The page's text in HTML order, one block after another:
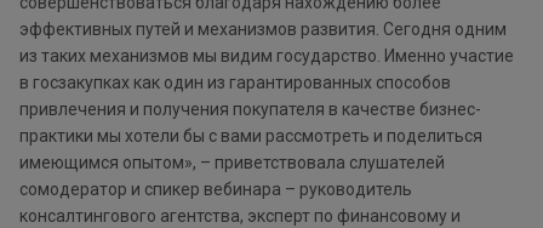
эффективных путей и механизмов развития. Сегодня одним
из таких механизмов мы видим государство. Именно участие
в госзакупках как один из гарантированных способов
привлечения и получения покупателя в качестве бизнес-
практики мы хотели бы с вами рассмотреть и поделиться
имеющимся опытом», – приветствовала слушателей
сомодератор и спикер вебинара – руководитель
консалтингового агентства, эксперт по финансовому и